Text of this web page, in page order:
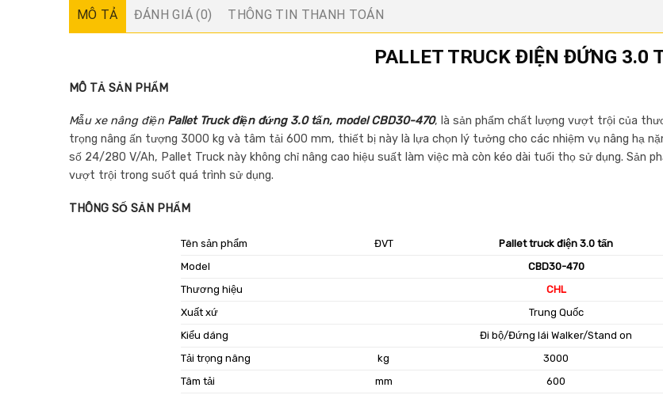
MÔ TẢ ĐÁNH GIÁ (0) THÔNG TIN THANH TOÁN
PALLET TRUCK ĐIỆN ĐỨNG 3.0
MÔ TẢ SẢN PHẨM
Mẫu xe nâng điện Pallet Truck điện đứng 3.0 tấn, model CBD30-470, là sản phẩm chất lượng vượt trội của
trọng nâng ấn tượng 3000 kg và tâm tải 600 mm, thiết bị này là lựa chọn lý tưởng cho các nhiệm vụ nâng hạ
số 24/280 V/Ah, Pallet Truck này không chỉ nâng cao hiệu suất làm việc mà còn kéo dài tuổi thọ sử dụng. Sản
vượt trội trong suốt quá trình sử dụng.
THÔNG SỐ SẢN PHẨM
Tên sản phẩm ĐVT
Pallet truck điện 3.0 tấn
Model
CBD30-470
Thương hiệu
CHL
Xuất xứ
Trung Quốc
Kiểu dáng
Đi bộ/Đứng láiWalker/Stand on
Tải trọng nâng
kg
3000
Tâm tải
mm
600